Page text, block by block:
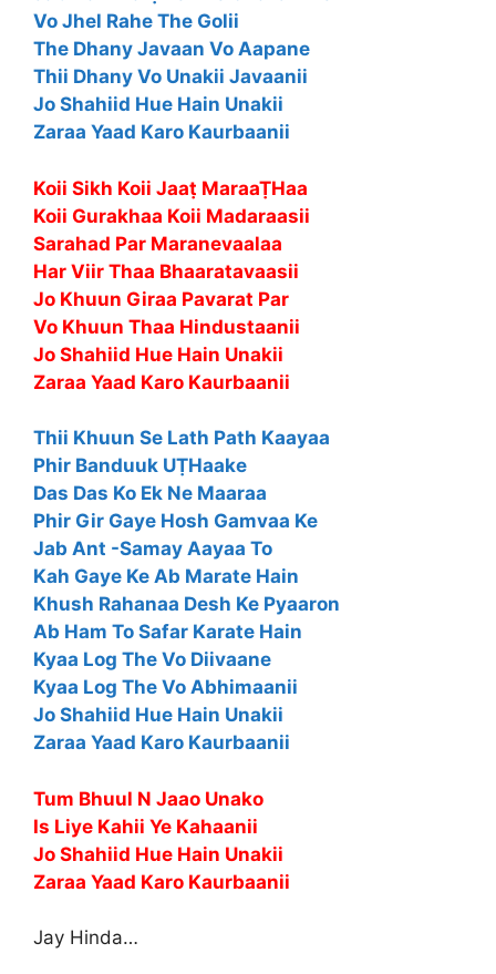
Vo Jhel Rahe The Golii
The Dhany Javaan Vo Aapane
Thii Dhany Vo Unakii Javaanii
Jo Shahiid Hue Hain Unakii
Zaraa Yaad Karo Kaurbaanii
Koii Sikh Koii Jaaṭ MaraaṬHaa
Koii Gurakhaa Koii Madaraasii
Sarahad Par Maranevaalaa
Har Viir Thaa Bhaaratavaasii
Jo Khuun Giraa Pavarat Par
Vo Khuun Thaa Hindustaanii
Jo Shahiid Hue Hain Unakii
Zaraa Yaad Karo Kaurbaanii
Thii Khuun Se Lath Path Kaayaa
Phir Banduuk UṬHaake
Das Das Ko Ek Ne Maaraa
Phir Gir Gaye Hosh Gamvaa Ke
Jab Ant -Samay Aayaa To
Kah Gaye Ke Ab Marate Hain
Khush Rahanaa Desh Ke Pyaaron
Ab Ham To Safar Karate Hain
Kyaa Log The Vo Diivaane
Kyaa Log The Vo Abhimaanii
Jo Shahiid Hue Hain Unakii
Zaraa Yaad Karo Kaurbaanii
Tum Bhuul N Jaao Unako
Is Liye Kahii Ye Kahaanii
Jo Shahiid Hue Hain Unakii
Zaraa Yaad Karo Kaurbaanii
Jay Hinda…